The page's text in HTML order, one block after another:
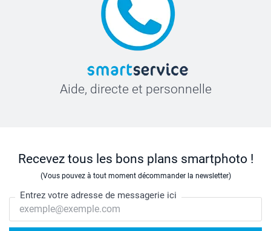
Aide, directe et personnelle
Recevez tous les bons plans smartphoto !
(Vous pouvez à tout moment décommander la newsletter)
Entrez votre adresse de messagerie ici